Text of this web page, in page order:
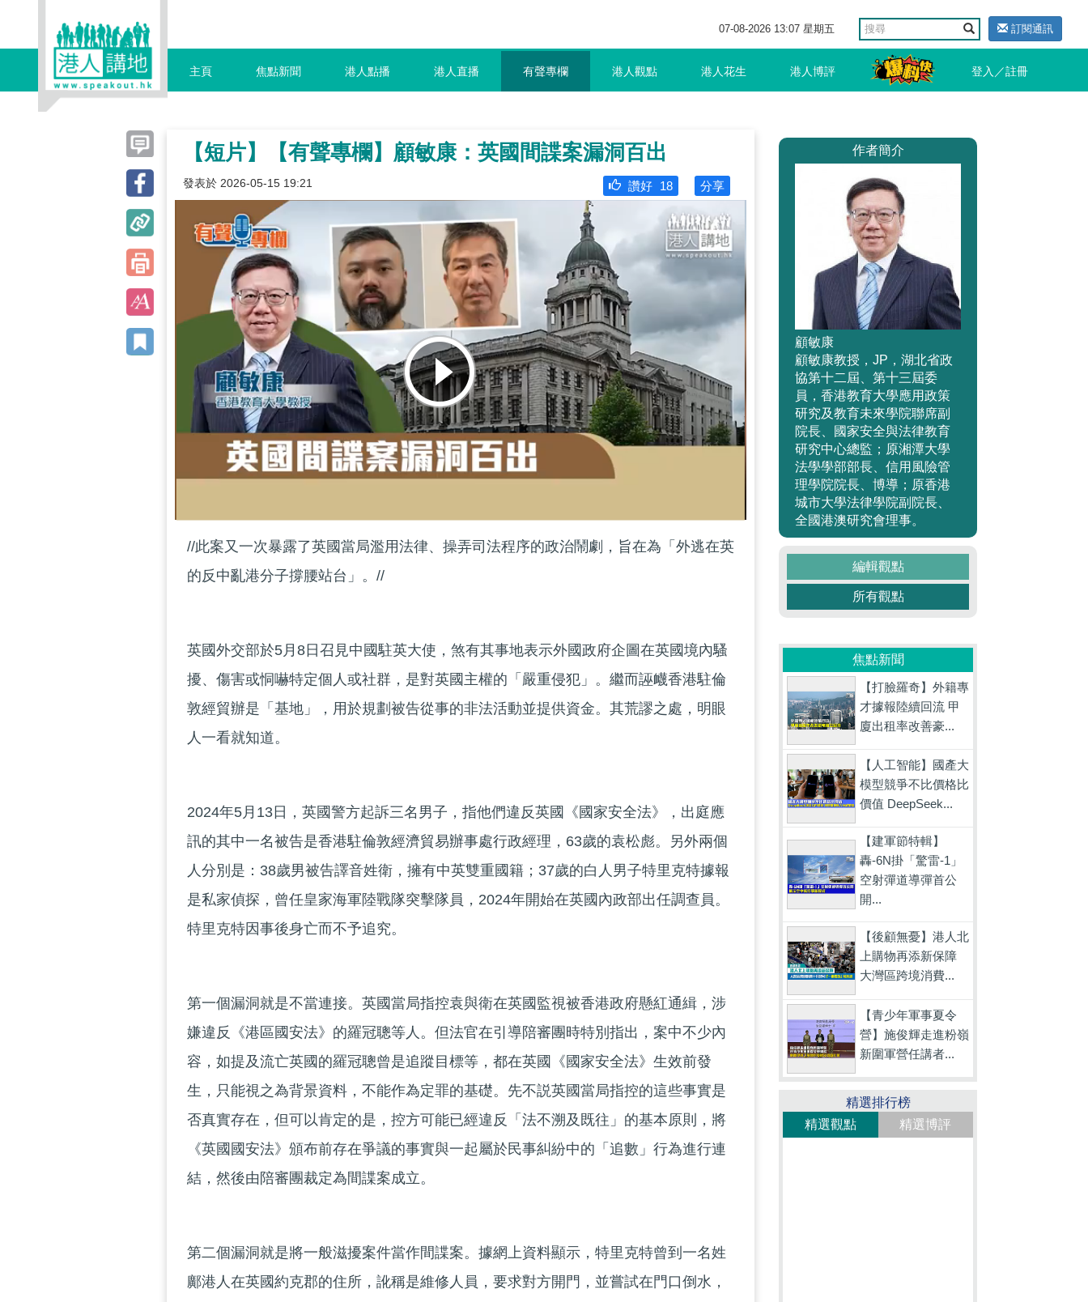
07-08-2026 13:07 星期五 訂閱通訊
主頁 焦點新聞 港人點播 港人直播 有聲專欄 港人觀點 港人花生 港人博評 登入／註冊
【短片】【有聲專欄】顧敏康：英國間諜案漏洞百出
發表於 2026-05-15 19:21 分享
讚好 18
//此案又一次暴露了英國當局濫用法律、操弄司法程序的政治鬧劇，旨在為「外逃在英
的反中亂港分子撐腰站台」。//
英國外交部於5月8日召見中國駐英大使，煞有其事地表示外國政府企圖在英國境內騷
擾、傷害或恫嚇特定個人或社群，是對英國主權的「嚴重侵犯」。繼而誣衊香港駐倫
敦經貿辦是「基地」，用於規劃被告從事的非法活動並提供資金。其荒謬之處，明眼
人一看就知道。
2024年5月13日，英國警方起訴三名男子，指他們違反英國《國家安全法》，出庭應
訊的其中一名被告是香港駐倫敦經濟貿易辦事處行政經理，63歲的袁松彪。另外兩個
人分別是：38歲男被告譯音姓衛，擁有中英雙重國籍；37歲的白人男子特里克特據報
是私家偵探，曾任皇家海軍陸戰隊突擊隊員，2024年開始在英國內政部出任調查員。
特里克特因事後身亡而不予追究。
第一個漏洞就是不當連接。英國當局指控袁與衛在英國監視被香港政府懸紅通緝，涉
嫌違反《港區國安法》的羅冠聰等人。但法官在引導陪審團時特別指出，案中不少內
容，如提及流亡英國的羅冠聰曾是追蹤目標等，都在英國《國家安全法》生效前發
生，只能視之為背景資料，不能作為定罪的基礎。先不説英國當局指控的這些事實是
否真實存在，但可以肯定的是，控方可能已經違反「法不溯及既往」的基本原則，將
《英國國安法》頒布前存在爭議的事實與一起屬於民事糾紛中的「追數」行為進行連
結，然後由陪審團裁定為間諜案成立。
第二個漏洞就是將一般滋擾案件當作間諜案。據網上資料顯示，特里克特曾到一名姓
鄺港人在英國約克郡的住所，訛稱是維修人員，要求對方開門，並嘗試在門口倒水，
作者簡介
顧敏康
顧敏康教授，JP，湖北省政
協第十二屆、第十三屆委
員，香港教育大學應用政策
研究及教育未來學院聯席副
院長、國家安全與法律教育
研究中心總監；原湘潭大學
法學學部部長、信用風險管
理學院院長、博導；原香港
城市大學法律學院副院長、
全國港澳研究會理事。
編輯觀點
所有觀點
焦點新聞
【打臉羅奇】外籍專
才據報陸續回流 甲
廈出租率改善豪...
【人工智能】國產大
模型競爭不比價格比
價值 DeepSeek...
【建軍節特輯】
轟-6N掛「驚雷-1」
空射彈道導彈首公
開...
【後顧無憂】港人北
上購物再添新保障
大灣區跨境消費...
【青少年軍事夏令
營】施俊輝走進粉嶺
新圍軍營任講者...
精選排行榜
精選觀點
精選博評